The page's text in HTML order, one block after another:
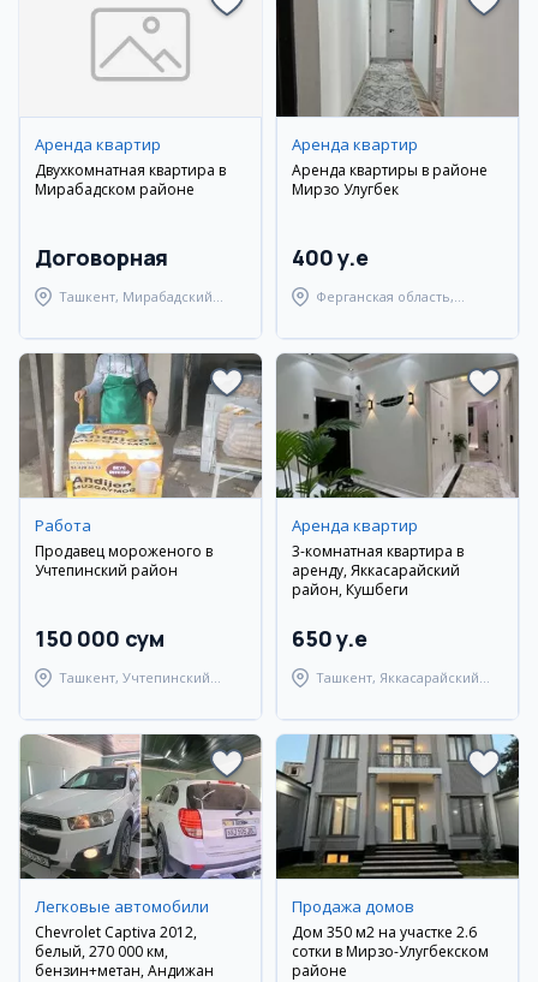
Аренда квартир
Двухкомнатная квартира в
Мирабадском районе
Договорная
Ташкент, Мирабадский
Аренда квартир
Аренда квартиры в районе
Мирзо Улугбек
400 y.e
Ферганская область,
Работа
Продавец мороженого в
Учтепинский район
150 000 сум
Ташкент, Учтепинский
Аренда квартир
3-комнатная квартира в
аренду, Яккасарайский
район, Кушбеги
650 y.e
Ташкент, Яккасарайский
Легковые автомобили
Chevrolet Captiva 2012,
белый, 270 000 км,
бензин+метан, Андижан
Продажа домов
Дом 350 м2 на участке 2.6
сотки в Мирзо-Улугбекском
районе